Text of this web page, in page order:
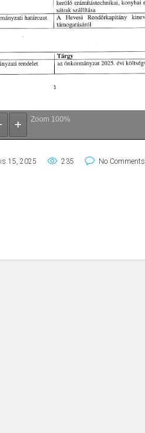
Zoom 100%
15, 2025 235 No Comments